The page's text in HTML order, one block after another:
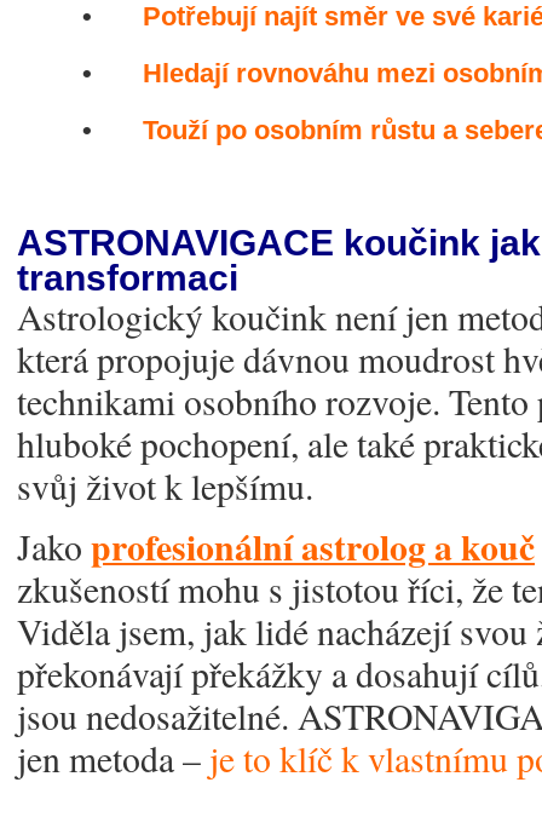
• Potřebují najít směr ve své
• Hledají rovnováhu mezi
• Touží po osobním růstu a
ASTRONAVIGACE koučink
transformaci
Astrologický koučink není jen
která propojuje dávnou moudrost
technikami osobního rozvoje.
hluboké pochopení, ale také
svůj život k lepšímu.
Jako profesionální astrolog a kouč
zkušeností mohu s jistotou říci, že
Viděla jsem, jak lidé nacházejí svou
překonávají překážky a dosahují
jsou nedosažitelné.
jen metoda – je to klíč k vlastnímu